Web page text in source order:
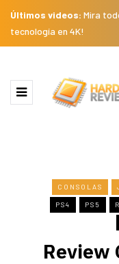
Últimos videos: Mira
tecnología en 4K!
CONSOLAS
PS4 PS5
Review